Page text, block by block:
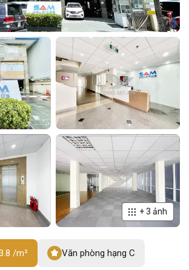
+3 ảnh
/m² Văn phòng hạng C